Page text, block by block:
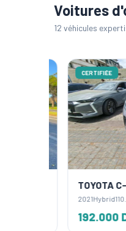
Voitures
12 véhicules
CERTIFIÉE
TOYOTA C-HR
2021Hybrid110.001
192.000